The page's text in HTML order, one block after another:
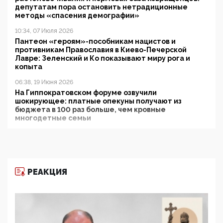
депутатам пора остановить нетрадиционные
методы «спасения демографии»
10:34, 07 Июля 2026
Пантеон «героям»-пособникам нацистов и
противникам Православия в Киево-Печерской
Лавре: Зеленский и Ко показывают миру рога и
копыта
06:38, 19 Июня 2026
На Гиппократовском форуме озвучили
шокирующее: платные опекуны получают из
бюджета в 100 раз больше, чем кровные
многодетные семьи
11:53, 09 Июня 2026
деятельность ИИТО ЮНЕСКО в России, но
цифроглобалисты продолжают определять
повестку в образовании
РЕАКЦИЯ